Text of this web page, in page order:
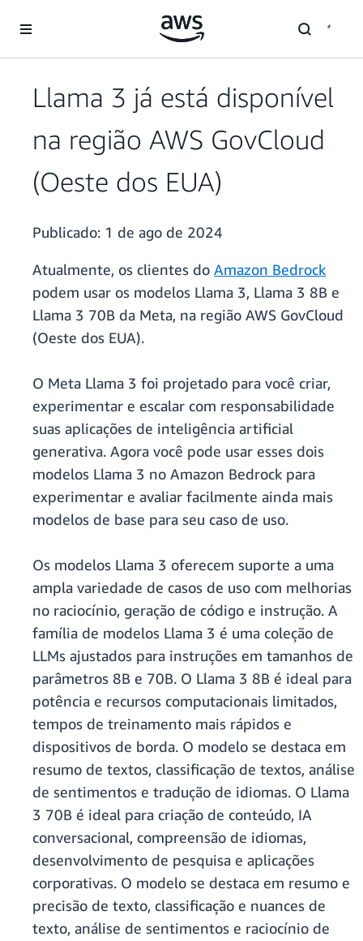
Pular para o conteúdo principal
Llama 3 já está disponível
na região AWS GovCloud
(Oeste dos EUA)
Publicado: 1 de ago de 2024
Atualmente, os clientes do Amazon Bedrock
podem usar os modelos Llama 3, Llama 3 8B e
Llama 3 70B da Meta, na região AWS GovCloud
(Oeste dos EUA).
O Meta Llama 3 foi projetado para você criar,
experimentar e escalar com responsabilidade
suas aplicações de inteligência artificial
generativa. Agora você pode usar esses dois
modelos Llama 3 no Amazon Bedrock para
experimentar e avaliar facilmente ainda mais
modelos de base para seu caso de uso.
Os modelos Llama 3 oferecem suporte a uma
ampla variedade de casos de uso com melhorias
no raciocínio, geração de código e instrução. A
família de modelos Llama 3 é uma coleção de
LLMs ajustados para instruções em tamanhos de
parâmetros 8B e 70B. O Llama 3 8B é ideal para
potência e recursos computacionais limitados,
tempos de treinamento mais rápidos e
dispositivos de borda. O modelo se destaca em
resumo de textos, classificação de textos, análise
de sentimentos e tradução de idiomas. O Llama
3 70B é ideal para criação de conteúdo, IA
conversacional, compreensão de idiomas,
desenvolvimento de pesquisa e aplicações
corporativas. O modelo se destaca em resumo e
precisão de texto, classificação e nuances de
texto, análise de sentimentos e raciocínio de